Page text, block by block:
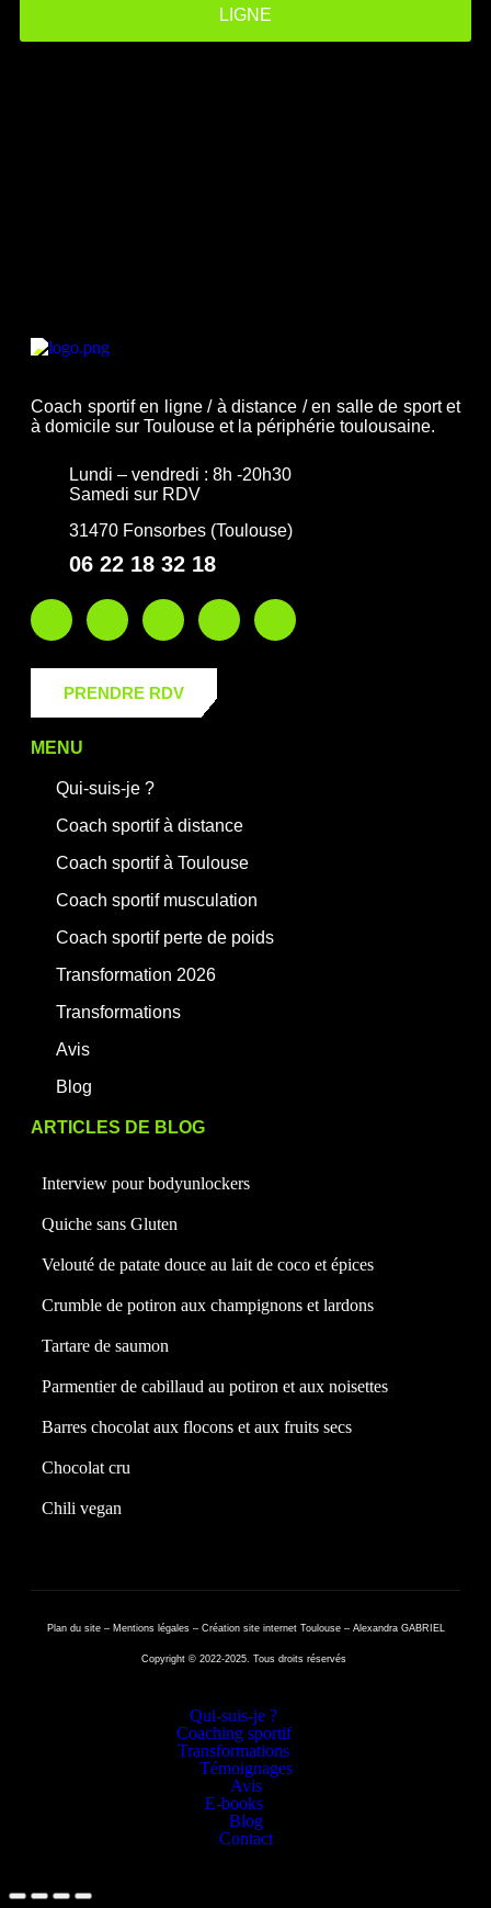
LIGNE
Coach sportif en ligne / à distance / en salle de sport et
à domicile sur Toulouse et la périphérie toulousaine.
Lundi – vendredi : 8h -20h30
Samedi sur RDV
31470 Fonsorbes (Toulouse)
06 22 18 32 18
PRENDRE RDV
MENU
Qui-suis-je ?
Coach sportif à distance
Coach sportif à Toulouse
Coach sportif musculation
Coach sportif perte de poids
Transformation 2026
Transformations
Avis
Blog
ARTICLES DE BLOG
Interview pour bodyunlockers
Quiche sans Gluten
Velouté de patate douce au lait de coco et épices
Crumble de potiron aux champignons et lardons
Tartare de saumon
Parmentier de cabillaud au potiron et aux noisettes
Barres chocolat aux flocons et aux fruits secs
Chocolat cru
Chili vegan
Plan du site– Mentions légales– Création site internet Toulouse – Alexandra GABRIEL
Copyright © 2022-2025. Tous droits réservés
Qui-suis-je ?
Coaching sportif
Transformations
Témoignages
Avis
E-books
Blog
Contact